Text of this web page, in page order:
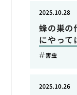
蜂の巣の
にやって
2025.10.28
害虫
2025.10.26